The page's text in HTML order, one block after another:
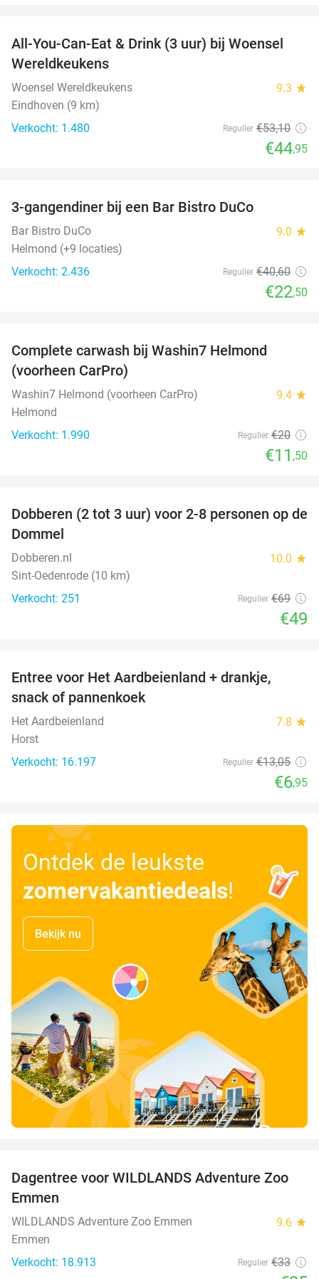
15%
All-You-Can-Eat & Drink (3 uur) bij Woensel
Wereldkeukens
Woensel Wereldkeukens 9.3 star
Eindhoven (9 km)
Verkocht: 1.480
Regulier €53,10
€44,95
3-gangendiner bij een Bar Bistro DuCo
Bar Bistro DuCo 9.0 star
Helmond (+9 locaties)
Verkocht: 2.436
Regulier €40,60
€22,50
Complete carwash bij Washin7 Helmond
(voorheen CarPro)
Washin7 Helmond (voorheen CarPro) 9.4 star
Helmond
Verkocht: 1.990
Regulier €20
€11 ,50
29%
Dobberen (2 tot 3 uur) voor 2-8 personen op de
Dommel
Dobberen.nl 10.0 star
Sint-Oedenrode (10 km)
Verkocht: 251
Regulier €69
€49
Entree voor Het Aardbeienland + drankje,
snack of pannenkoek
Het Aardbeienland 7.8 star
Horst
Verkocht: 16.197
Regulier €13,05
€6,95
Ontdek de leukste
zomervakantiedeals!
Bekijk nu
24%
Dagentree voor WILDLANDS Adventure Zoo
Emmen
WILDLANDS Adventure Zoo Emmen 9.6 star
Emmen
Verkocht: 18.913
Regulier €33